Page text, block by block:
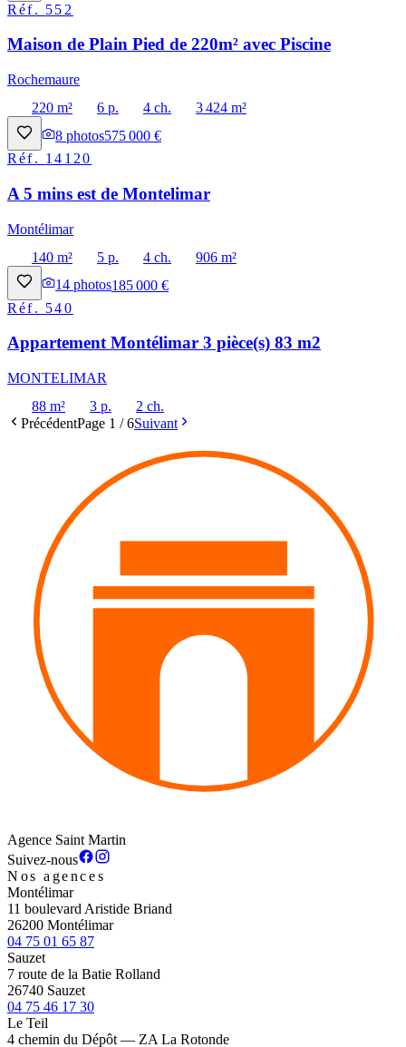
Réf. 552
Maison de Plain Pied de 220m² avec Piscine
Rochemaure
220 m²
6 p. 4 ch.
3 424 m²
8 photos575 000 €
Réf. 14120
A 5 mins est de Montelimar
Montélimar
140 m²
5 p. 4 ch.
906 m²
14 photos185 000 €
Réf. 540
Appartement Montélimar 3 pièce(s) 83 m2
MONTELIMAR
88 m²
3 p.
2 ch.
PrécédentPage 1 /6Suivant
Agence Saint Martin
Suivez-nous
Nos agences
Montélimar
11 boulevard Aristide Briand
26200 Montélimar
04 75 01 65 87
Sauzet
7 route de la Batie Rolland
26740 Sauzet
04 75 46 17 30
Le Teil
4 chemin du Dépôt — ZA La Rotonde